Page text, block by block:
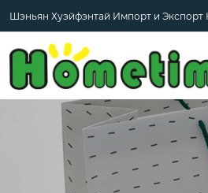
Шэньян Хуэйфэнтай Импорт и Экспорт